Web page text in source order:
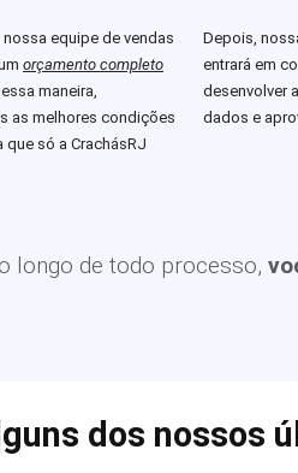
nossa equipe de vendas
orçamento completo
maneira,
as melhores condições
que só a CrachásRJ
Depois,
entrará em
desenvolver
dados e
longo de todo processo,
dos nossos